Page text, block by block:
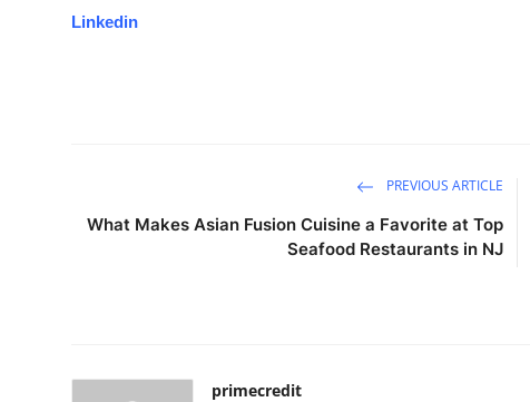
Linkedin
PREVIOUS ARTICLE
What Makes Asian Fusion Cuisine a Favorite at Top
Seafood Restaurants in NJ
primecredit